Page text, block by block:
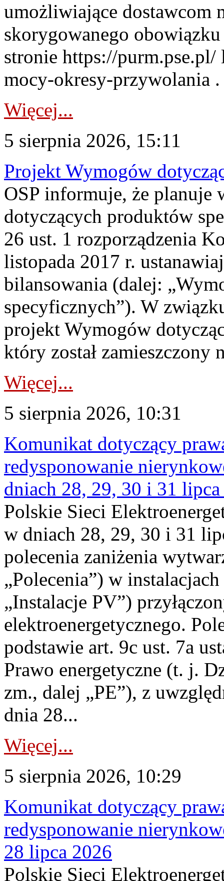
umożliwiające dostawcom
skorygowanego
stronie https://
mocy-okresy-przywolania
Więcej...
5 sierpnia 2026, 15:11
Projekt Wymogów
OSP informuje, że planuje
dotyczących produktów
26 ust. 1 rozporządzenia
listopada 2017 r.
bilansowania (dalej:
specyficznych”). W
projekt Wymogów
który został zamieszczony
Więcej...
5 sierpnia 2026, 10:31
Komunikat dotyczący
redysponowanie
dniach 28, 29, 30 i 31
Polskie Sieci
w dniach 28, 29, 30 i 31
polecenia zaniżenia
„Polecenia”) w
„Instalacje PV”)
elektroenergetycznego.
podstawie art. 9c ust. 7a
Prawo energetyczne (t. j.
zm., dalej „PE”), z
dnia 28...
Więcej...
5 sierpnia 2026, 10:29
Komunikat dotyczący
redysponowanie
28 lipca 2026
Polskie Sieci